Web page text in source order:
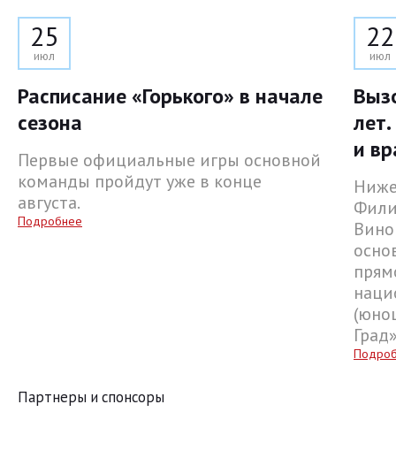
25
июл
Расписание «Горького» в начале
сезона
Первые официальные игры основной
команды пройдут уже в конце
августа.
Подробнее
22
июл
и
Партнеры и спонсоры